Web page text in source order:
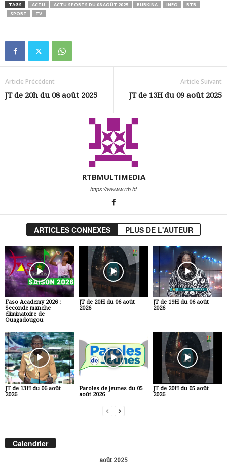
TAGS ACTU ACTU SPORTS DU 08 AOÛT 2025 BURKINA INFO
RTB
SPORT
TV
Article Précédent
JT de 20h du 08 août 2025
Article Suivant
JT de 13H du 09 août 2025
RTBMULTIMEDIA
https://wwww.rtb.bf
ARTICLES CONNEXES PLUS DE L'AUTEUR
Faso Academy 2026 :
Seconde manche
éliminatoire de
Ouagadougou
JT de 20H du 06 août
2026
JT de 19H du 06 août
2026
JT de 13H du 06 août
2026
Paroles de jeunes du 05
août 2026
JT de 20H du 05 août
2026
Calendrier
août 2025